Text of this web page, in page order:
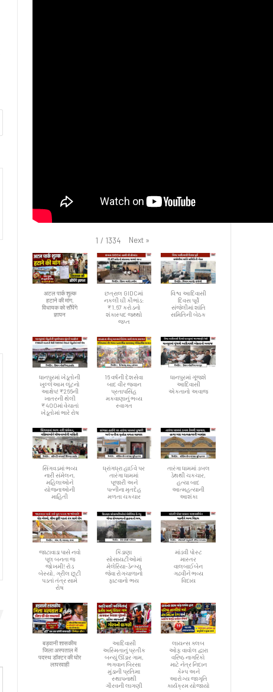
1 / 1334 Next »
अटल पार्क शुल्क
हटाने की मांग,
विधायक को सौंपेंगे
ज्ञापन
છત્રાલ GIDCમાં
નકલી ઘી કૌભાંડ:
₹1.67 કરોડનો
શંકાસ્પદ જથ્થો
જપ્ત
વિશ્વ આદિવાસી
દિવસ પૂર્વે
સંજેલીમાં શાંતિ
સમિતિની બેઠક
ધાનપુરમાં ખેડૂતોની
ખુલ્લેઆમ લૂંટનો
આક્ષેપ! ₹266ની
ખાતરની થેલી
₹400માં વેચાતાં
ખેડૂતોમાં ભારે રોષ
16 વર્ષની દેશસેવા
બાદ વીર જવાન
પ્રતાપસિંહ
મકવાણાનું ભવ્ય
સ્વાગત
ધાનપુરમાં ગૂંજશે
આદિવાસી
એકતાનો અવાજ
સિંગવડમાં ભવ્ય
નારી સંમેલન,
મહિલાઓને
યોજનાઓની
માહિતી
ધ્રાંગધ્રા હાઈવે પર
તારંગા ધામમાં
પૂજારી અને
પત્નીના મૃતદેહ
મળતા ચકચાર
તારંગા ધામમાં ડબલ
ડેથથી ચકચાર,
હત્યા બાદ
આત્મહત્યાની
આશંકા
જાટાવાડા પાસે નવો
પૂલ બનતા જ
જોખમી! રોડ
બેસ્યો, ગ્રીલ છૂટી
પડતાં તંત્ર સામે
રોષ
કિડાણા
સોસાયટીઓમાં
મેલેરિયા-ડેન્ગ્યુ
જેવા રોગચાળાનો
ફાટવાનો ભય
માંડવી પોસ્ટ
માસ્તર
વાલબાઈબેન
ગઢવીને ભવ્ય
વિદાય
बड़वानी शासकीय
जिला अस्पताल में
पदस्थ डॉक्टर की घोर
लापरवाही
આદિવાસી
અસ્મિતાનું પ્રતીક
બન્યું ઊંડાર ગામ,
ભગવાન બિરસા
મુંડાની પ્રતિમા
સ્થાપનાથી
ગૌરવની લાગણી
લાયન્સ ક્લબ
ઓફ વાવોલ દ્વારા
વરિષ્ઠ નાગરિકો
માટે નેત્ર નિદાન
કેમ્પ અને
આરોગ્ય જાગૃતિ
કાર્યક્રમ યોજાયો